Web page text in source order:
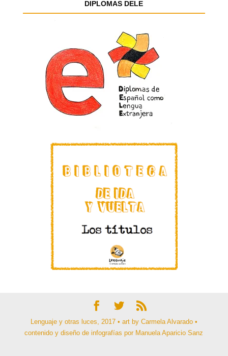
DIPLOMAS DELE
Lenguaje y otras luces, 2017 • art by Carmela Alvarado •
contenido y diseño de infografías por Manuela Aparicio Sanz